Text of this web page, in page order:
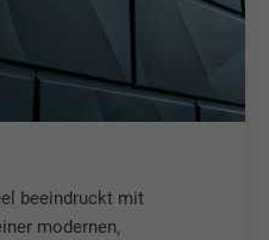
beeindruckt mit
modernen,